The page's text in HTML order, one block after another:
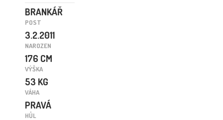
BRANKÁŘ
POST
3.2.2011
NAROZEN
176 CM
VÝŠKA
53 KG
VÁHA
PRAVÁ
HŮL